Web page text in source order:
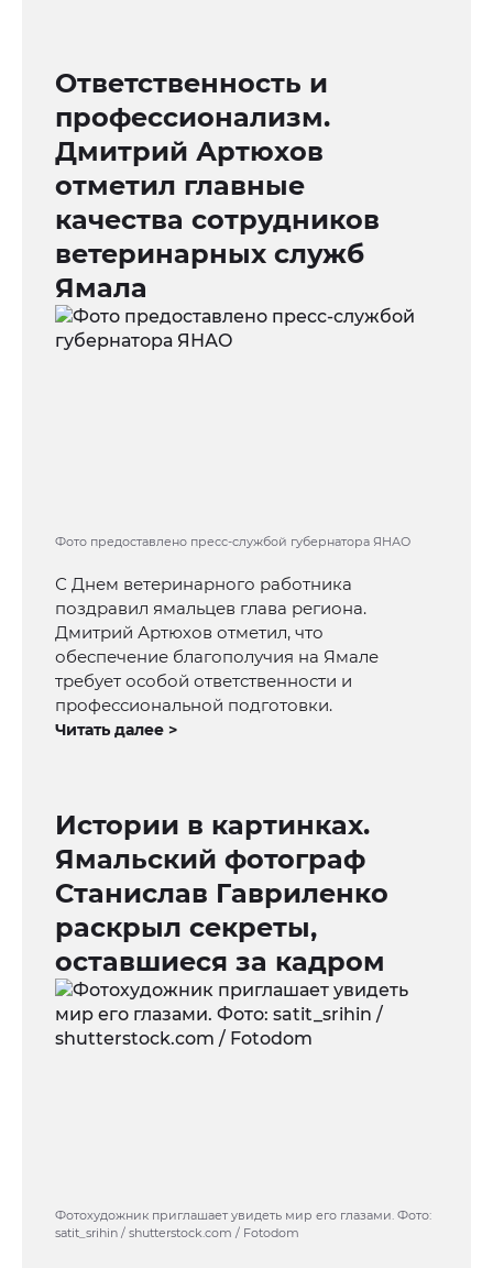
Ответственность и
профессионализм.
Дмитрий Артюхов
отметил главные
качества сотрудников
ветеринарных служб
Ямала
Фото предоставлено пресс-службой губернатора ЯНАО
С Днем ветеринарного работника
поздравил ямальцев глава региона.
Дмитрий Артюхов отметил, что
обеспечение благополучия на Ямале
требует особой ответственности и
профессиональной подготовки.
Читать далее >
Истории в картинках.
Ямальский фотограф
Станислав Гавриленко
раскрыл секреты,
оставшиеся за кадром
Фотохудожник приглашает увидеть мир его глазами. Фото:
satit_srihin / shutterstock.com / Fotodom